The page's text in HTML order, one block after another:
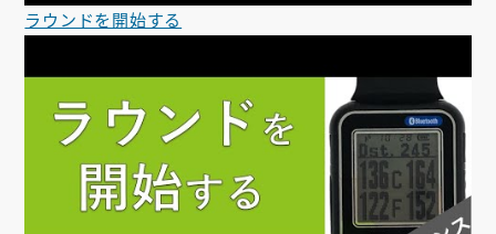
ラウンドを開始する